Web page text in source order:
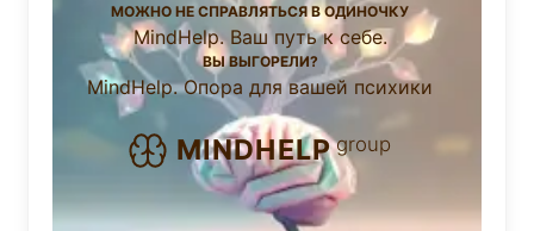
МОЖНО НЕ СПРАВЛЯТЬСЯ В ОДИНОЧКУ
MindHelp. Ваш путь к себе.
ВЫ ВЫГОРЕЛИ?
MindHelp. Опора для вашей психики
MINDHELP group